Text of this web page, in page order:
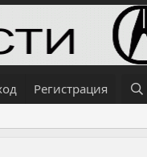
Регистрация